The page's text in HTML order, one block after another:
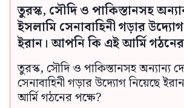
তুরস্ক, সৌদি ও পাকিস্তানসহ
ইসলামি সেনাবাহিনী গড়ার
ইরান। আপনি কি এই আর্মি
তুরস্ক, সৌদি ও পাকিস্তানসহ অন্যান্য
সেনাবাহিনী গড়ার উদ্যোগ নিয়েছে
আর্মি গঠনের পক্ষে?